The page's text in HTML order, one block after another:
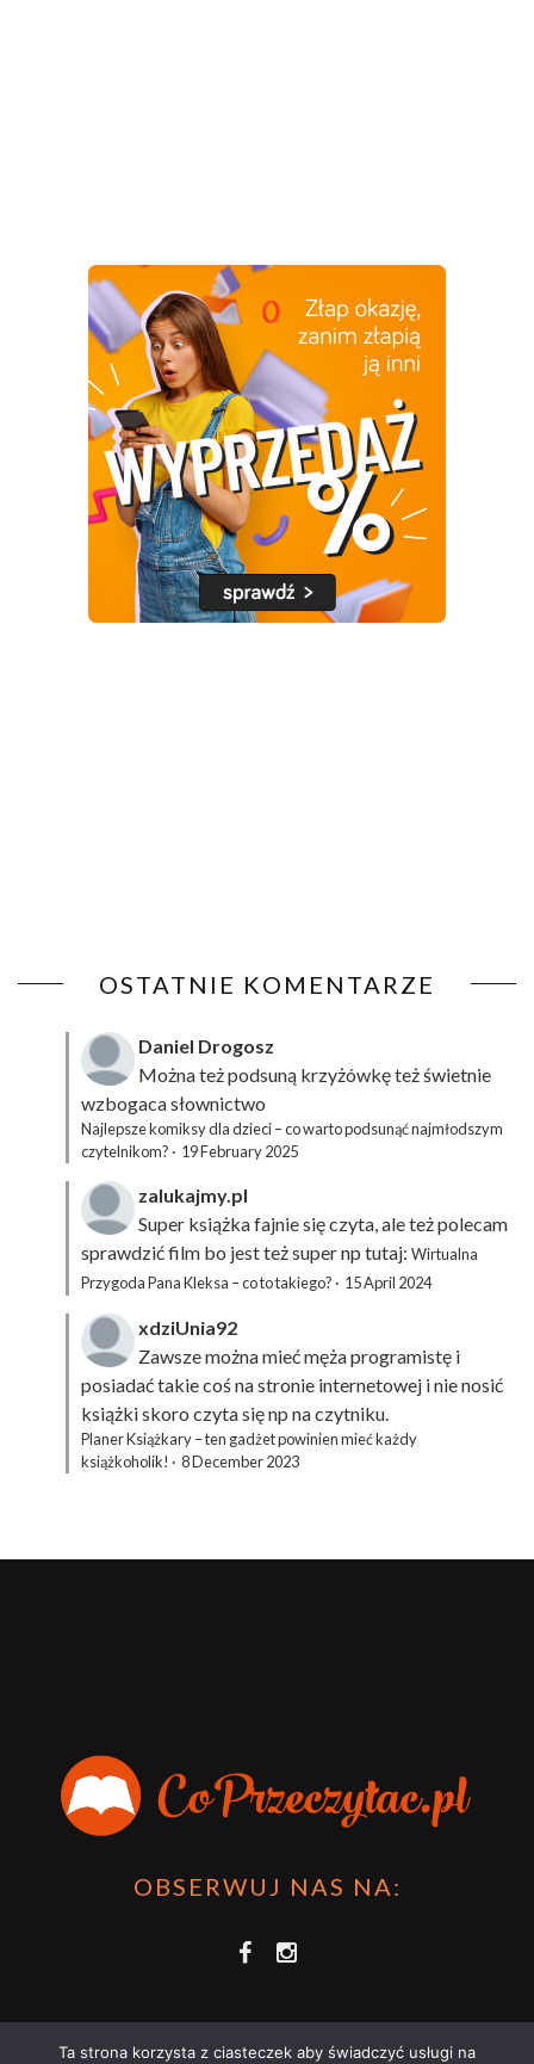
OSTATNIE KOMENTARZE
Daniel Drogosz
Można też podsuną krzyżówkęteż świetnie
wzbogaca słownictwo
Najlepsze komiksy dla dzieci – co warto podsunąć najmłodszym
czytelnikom? · 19 February 2025
zalukajmy.pl
Super książka fajnie się czyta, ale też polecam
sprawdzić film bo jest też super np tutaj: Wirtualna
Przygoda Pana Kleksa – co to takiego? · 15 April 2024
xdziUnia92
Zawsze można mieć męża programistę i
posiadać takie coś na stronie internetowej i nie nosić
książki skoro czyta się np na czytniku.
Planer Książkary – ten gadżet powinien mieć każdy
książkoholik! · 8 December 2023
OBSERWUJ NAS NA:
Ta strona korzysta z ciasteczek aby świadczyć usługi na